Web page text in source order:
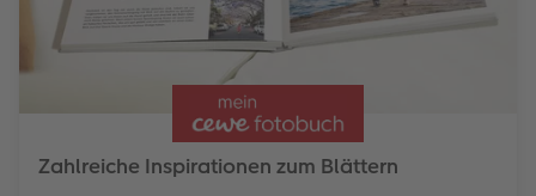
Zahlreiche Inspirationen zum Blättern